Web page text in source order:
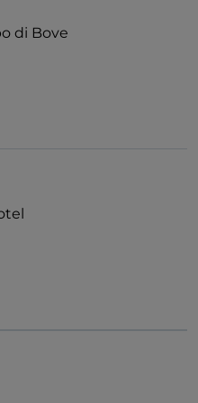
serpenteando ao
arqueológicas da
di Bove